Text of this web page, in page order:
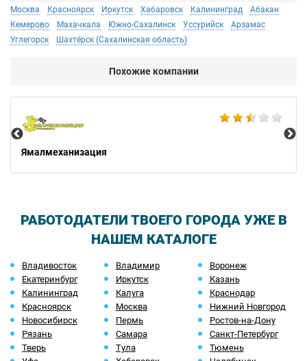
Москва Красноярск Иркутск Хабаровск Калининград
Абакан
Кемерово
Махачкала Южно-Сахалинск Уссурийск
Арзамас
Углегорск
Шахтёрск (Сахалинская область)
Похожие компании
Ямалмеханизация
РАБОТОДАТЕЛИ ТВОЕГО ГОРОДА УЖЕ В
НАШЕМ КАТАЛОГЕ
Владивосток Владимир
Воронеж
Екатеринбург
Иркутск
Казань
Калининград
Калуга
Краснодар
Красноярск
Москва
Нижний Новгород
Новосибирск
Пермь
Ростов-на-Дону
Рязань
Самара
Санкт-Петербург
Тверь
Тула
Тюмень